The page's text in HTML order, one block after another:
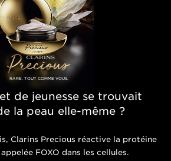
RARE. TOUT COMME VOUS.
de jeunesse se trouvait
la peau elle-même ?
Clarins Precious réactive la protéine
FOXO dans les cellules.